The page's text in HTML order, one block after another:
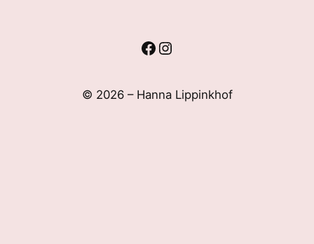
Facebook
Instagram
© 2026 – Hanna Lippinkhof